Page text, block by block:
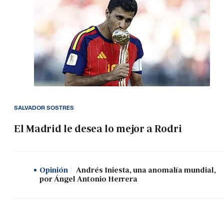
El Madrid le desea lo mejor a Rodri
SALVADOR SOSTRES
Opinión
Andrés Iniesta, una anomalía mundial,
por Ángel Antonio Herrera